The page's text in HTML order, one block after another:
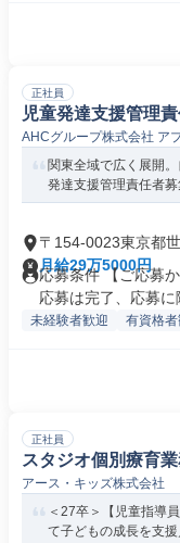
正社員
児童発達支援管理
AHCグループ株式会社 ア
関東全域で広く展開
発達支援管理責任者
〒154-0023東京都
月給29万5000円
応募条件 【ご応募
応募は完了、応募に
未経験者歓迎 有資格者
正社員
スタジオ個別療育
アース・キッズ株式会社
＜27卒＞【児童指導
て子どもの成長を支